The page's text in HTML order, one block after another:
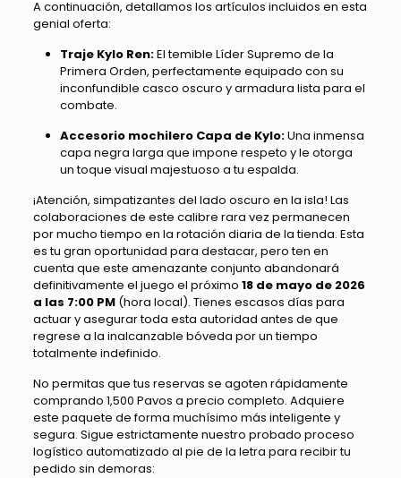
A continuación, detallamos los artículos incluidos en esta
genial oferta:
Traje Kylo Ren:El temible Líder Supremo de la
Primera Orden, perfectamente equipado con su
inconfundible casco oscuro y armadura lista para el
combate.
Accesorio mochilero Capa de Kylo:Una inmensa
capa negra larga que impone respeto y le otorga
un toque visual majestuoso a tu espalda.
¡Atención, simpatizantes del lado oscuro en la isla! Las
colaboraciones de este calibre rara vez permanecen
por mucho tiempo en la rotación diaria de la tienda. Esta
es tu gran oportunidad para destacar, pero ten en
cuenta que este amenazante conjunto abandonará
definitivamente el juego el próximo 18 de mayo de 2026
a las 7:00 PM(hora local). Tienes escasos días para
actuar y asegurar toda esta autoridad antes de que
regrese a la inalcanzable bóveda por un tiempo
totalmente indefinido.
No permitas que tus reservas se agoten rápidamente
comprando 1,500 Pavos a precio completo. Adquiere
este paquete de forma muchísimo más inteligente y
segura. Sigue estrictamente nuestro probado proceso
logístico automatizado al pie de la letra para recibir tu
pedido sin demoras: